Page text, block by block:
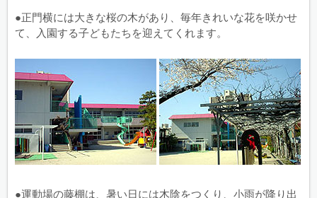
●正門横には大きな桜の木があり、毎年きれいな花を咲かせ
て、入園する子どもたちを迎えてくれます。
●運動場の藤棚は、暑い日には木陰をつくり、小雨が降り出